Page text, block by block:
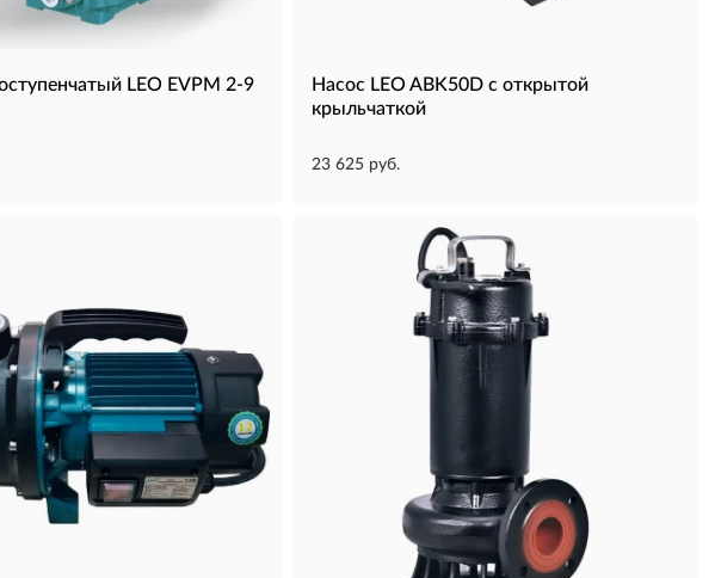
LEO EVPM 2-9
Насос LEO ABK50D с открытой
крыльчаткой
23 625 руб.